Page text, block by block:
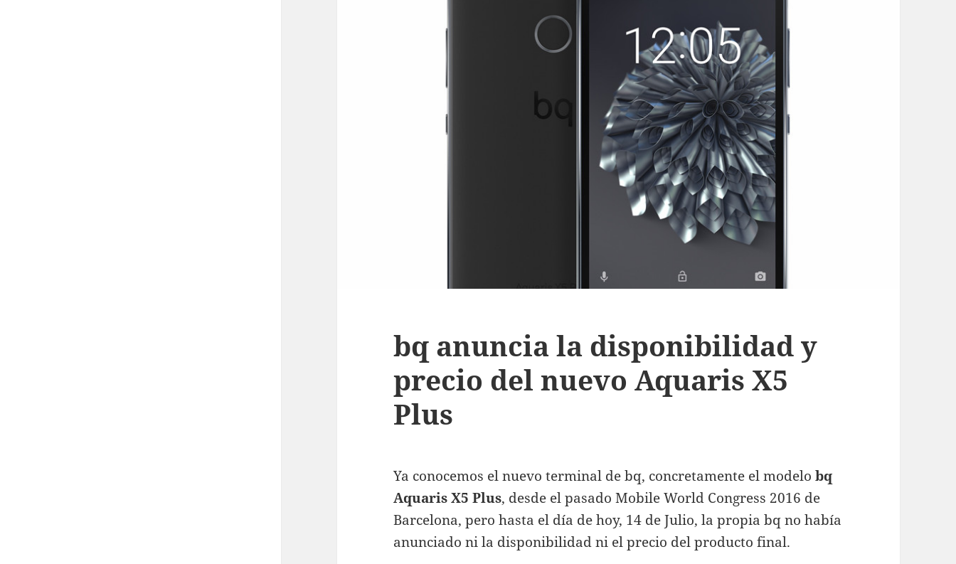
bq anuncia la disponibilidad y
precio del nuevo Aquaris X5
Plus
Ya conocemos el nuevo terminal de bq, concretamente el modelobq
Aquaris X5 Plus, desde el pasado Mobile World Congress 2016 de
Barcelona, pero hasta el día de hoy, 14 de Julio, la propia bq no había
anunciado ni la disponibilidad ni el precio del producto final.